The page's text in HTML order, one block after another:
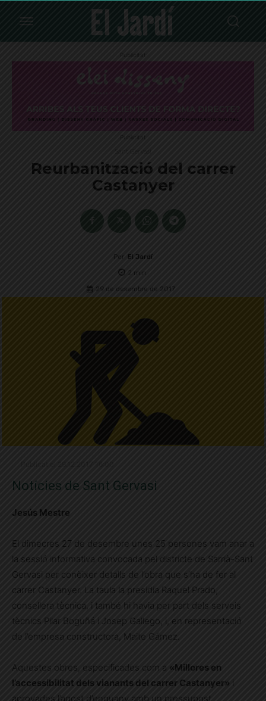
Publicitat
Publicitat
Reurbanització del carrer
Castanyer
Per El Jardí
2 min.
29 de desembre de 2017
Notícies de Sant Gervasi
Jesús Mestre
El dimecres 27 de desembre unes 25 persones vam anar a
la sessió informativa convocada pel districte de Sarrià-Sant
Gervasi per conèixer detalls de l’obra que s’ha de fer al
carrer Castanyer. La taula la presidia Raquel Prado,
consellera tècnica, i també hi havia per part dels serveis
tècnics Pilar Boguñá i Josep Gallego, i, en representació
de l’empresa constructora, Maite Gámez.
Aquestes obres, especificades com a «Millores en
l’accessibilitat dels vianants del carrer Castanyer»
aprovades l’agost d’enguany amb un pressupost